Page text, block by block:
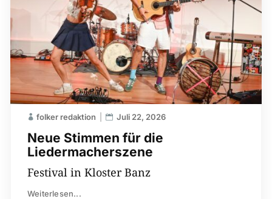
Neue Stimmen für die
Liedermacherszene
folker redaktion Juli 22, 2026
Festival in Kloster Banz
Weiterlesen...